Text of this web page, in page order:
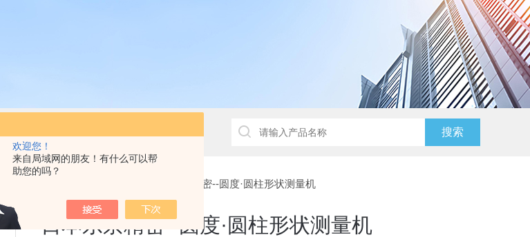
欢迎您！
来自局域网的朋友！有什么可以帮
助您的吗？
硬度计，光谱分析仪，万能试验机，金相设备，内窥镜，无损检测，环境试验，表面涂装检测等精密仪器
圆度仪 > RONDCOM CREST日本东京精密--圆度·圆柱形状测量机
日本东京精密--圆度·圆柱形状测量机